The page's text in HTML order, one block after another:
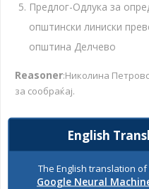
Предлог-Одлука за
општински линиски
општина Делчево
Reasoner:Николина
за сообраќај.
Шестмесечен извештај
ЈКП „Брегалница“-
30.06.2023 година со
English
The English translation
Google Neural